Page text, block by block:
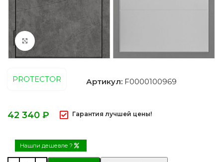
Нажмите, чтобы увеличить
PROTECTOR Артикул: F0000100969
₽ Гарантия лучшей цены!
Нашли дешевле ?